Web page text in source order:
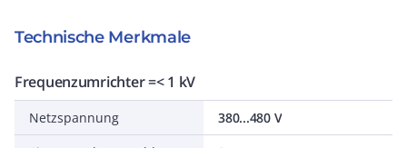
Technische Merkmale
Frequenzumrichter =< 1 kV
Netzspannung
380...480 V